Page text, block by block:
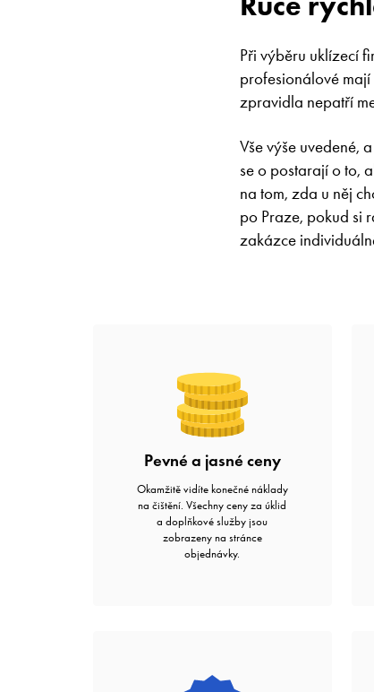
Při výběru uklízecí
profesionálové mají
zpravidla nepatří
Vše výše uvedené,
se o postarají o to,
na tom, zda u něj
po Praze, pokud si
zakázce
Pevné a jasné ceny
Okamžitě vidíte konečné náklady
na čištění. Všechny ceny za úklid
a doplňkové služby jsou
zobrazeny na stránce
objednávky.